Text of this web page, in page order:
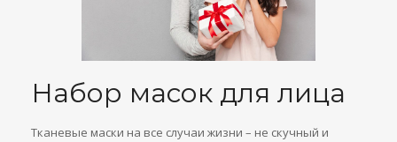
Набор масок для лица
Тканевые маски на все случаи жизни – не скучный и